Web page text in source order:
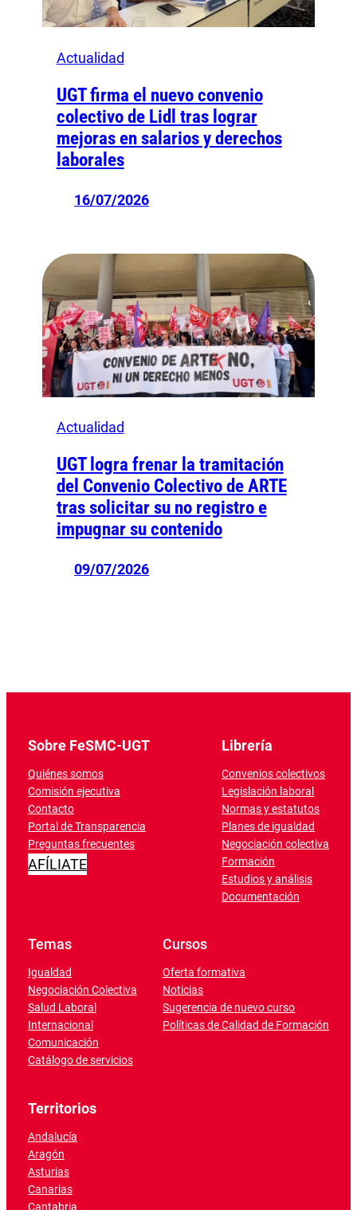
Actualidad
UGT firma el nuevo convenio
colectivo de Lidl tras lograr
mejoras en salarios y derechos
laborales
16/07/2026
Actualidad
UGT logra frenar la tramitación
del Convenio Colectivo de ARTE
tras solicitar su no registro e
impugnar su contenido
09/07/2026
Sobre FeSMC-UGT
Quiénes somos
Comisión ejecutiva
Contacto
Portal de Transparencia
Preguntas frecuentes
AFÍLIATE
Librería
Convenios colectivos
Legislación laboral
Normas y estatutos
Planes de igualdad
Negociación colectiva
Formación
Estudios y análisis
Documentación
Temas
Igualdad
Negociación Colectiva
Salud Laboral
Internacional
Comunicación
Catálogo de servicios
Cursos
Oferta formativa
Noticias
Sugerencia de nuevo curso
Políticas de Calidad de Formación
Territorios
Andalucía
Aragón
Asturias
Canarias